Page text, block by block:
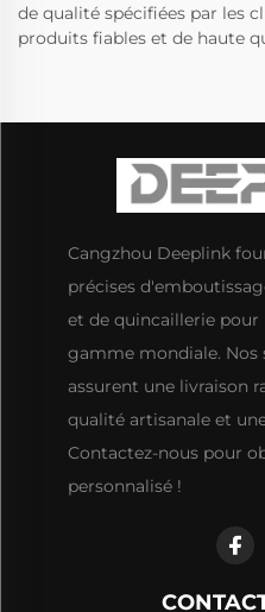
de qualité spécifiées par les
produits fiables et de haute
Cangzhou Deeplink
précises
et de quincaillerie
gamme mondiale. Nos
assurent une livraison
qualité artisanale et
Contactez-nous pour
personnalisé !